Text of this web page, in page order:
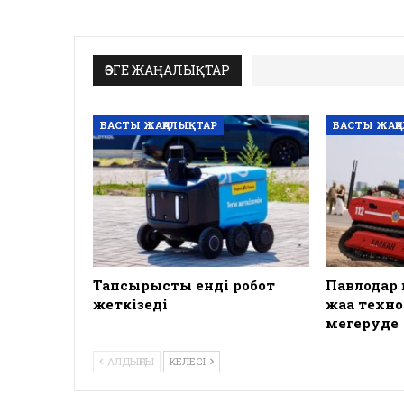
ӨЗГЕ ЖАҢАЛЫҚТАР
БАСТЫ ЖАҢАЛЫҚТАР
Тапсырысты енді робот
жеткізеді
БАСТЫ
жаңа
меңгеруде
АЛДЫҢҒЫ КЕЛЕСІ